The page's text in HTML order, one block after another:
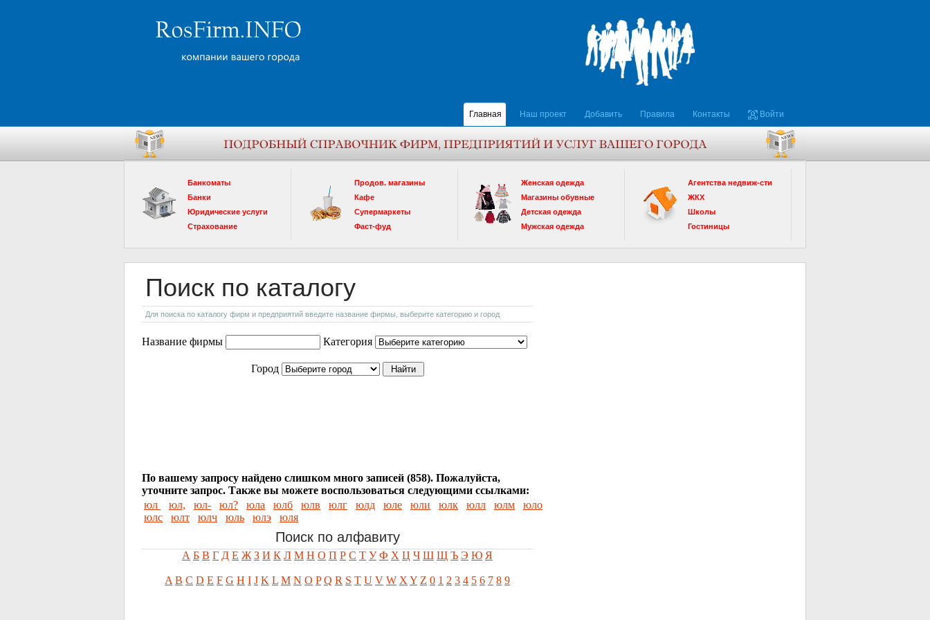
Главная Наш проект Добавить Правила Контакты Войти
Банкоматы
Банки
Юридические услуги
Страхование
Продов. магазины
Кафе
Супермаркеты
Фаст-фуд
Женская одежда
Магазины обувные
Детская одежда
Мужская одежда
Агентства недвиж-сти
ЖКХ
Школы
Гостиницы
Поиск по каталогу
Для поиска по каталогу фирм и предприятий введите название фирмы, выберите категорию и город
Название фирмы Категория
Город
По вашему запросу найдено слишком много записей (858). Пожалуйста,
уточните запрос. Также вы можете воспользоваться следующими ссылками:
юл
юл, юл- юл? юла юлб юлв юлг юлд юле юли юлк юлл юлм
юло
юлс
юлт юлч юль юлэ юля
Поиск по алфавиту
А Б В Г Д Е Ж З И К Л М Н О П Р С Т У Ф Х Ц Ч Ш Щ Ъ Э Ю Я
A B C D E F G H I J K L M N O P Q R S T U V W X Y Z 0 1 2 3 4 5 6 7 8 9